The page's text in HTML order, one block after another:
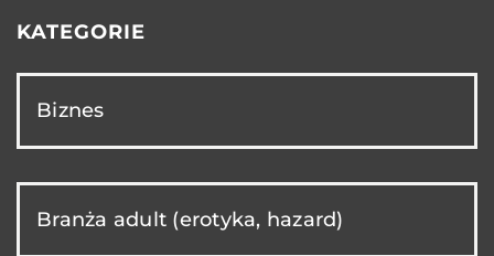
KATEGORIE
Biznes
Branża adult (erotyka, hazard)